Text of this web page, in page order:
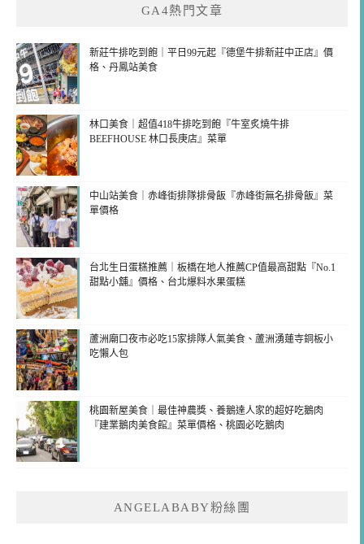
GA4熱門文章
新莊牛排吃到飽｜平日99元起『德堡牛排新莊中正店』價
格、丹鳳站美食
林口美食｜超值418牛排吃到飽『牛室炙燒牛排
BEEFHOUSE 林口長庚店』菜單
中山站美食｜赤峰街排隊排骨飯『赤峰街無名排骨飯』菜
單價格
台北生日蛋糕推薦｜板橋在地人推薦CP值最高甜點『No.1
甜點小舖』價格、台北爆料水果蛋糕
蘆洲廟口夜市必吃15家排隊人氣美食、蘆洲湧蓮寺銅板小
吃懶人包
桃園新屋美食｜最佳神農獎、養鵝達人家的超好吃鵝肉
『建業鵝肉美食館』菜單價格、桃園必吃鵝肉
ANGELABABY粉絲團